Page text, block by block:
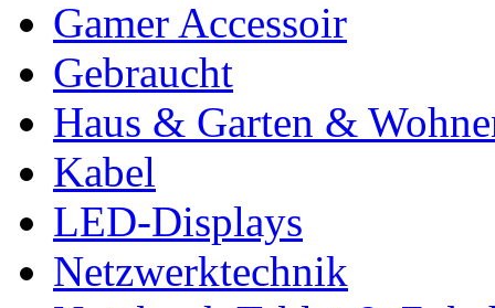
Gamer Accessoir
Gebraucht
Haus & Garten &
Kabel
LED-Displays
Netzwerktechnik